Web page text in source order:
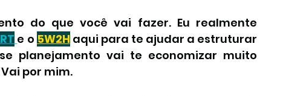
do que você vai fazer. Eu realmente
e o 5W2H aqui para te ajudar a estruturar
planejamento vai te economizar muito
por mim.